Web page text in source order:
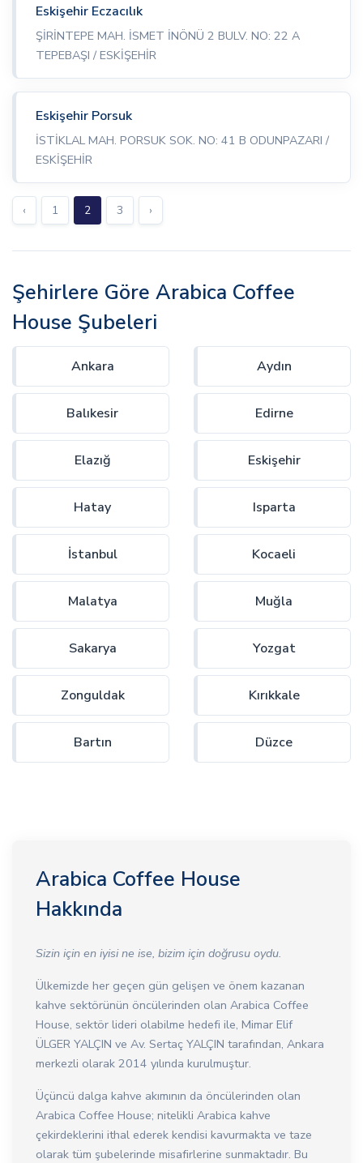
Eskişehir Eczacılık
ŞİRİNTEPE MAH. İSMET İNÖNÜ 2 BULV. NO: 22 A
TEPEBAŞI / ESKİŞEHİR
Eskişehir Porsuk
İSTİKLAL MAH. PORSUK SOK. NO: 41 B ODUNPAZARI /
ESKİŞEHİR
‹ 1 2 3 ›
Şehirlere Göre Arabica Coffee
House Şubeleri
Ankara Aydın
Balıkesir Edirne
Elazığ Eskişehir
Hatay Isparta
İstanbul Kocaeli
Malatya Muğla
Sakarya Yozgat
Zonguldak Kırıkkale
Bartın Düzce
Arabica Coffee House
Hakkında
Sizin için en iyisi ne ise, bizim için doğrusu oydu.
Ülkemizde her geçen gün gelişen ve önem kazanan
kahve sektörünün öncülerinden olan Arabica Coffee
House, sektör lideri olabilme hedefi ile, Mimar Elif
ÜLGER YALÇIN ve Av. Sertaç YALÇIN tarafından, Ankara
merkezli olarak 2014 yılında kurulmuştur.
Üçüncü dalga kahve akımının da öncülerinden olan
Arabica Coffee House; nitelikli Arabica kahve
çekirdeklerini ithal ederek kendisi kavurmakta ve taze
olarak tüm şubelerinde misafirlerine sunmaktadır. Bu